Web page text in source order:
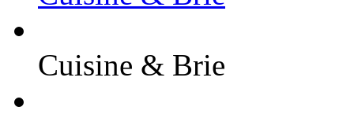
Cuisine & Brie